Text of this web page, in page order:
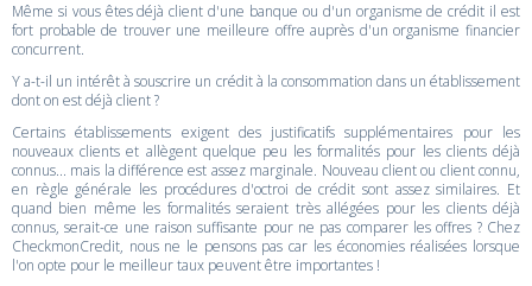
Même si vous êtes déjà client d'une banque ou d'un organisme de crédit il est
fort probable de trouver une meilleure offre auprès d'un organisme financier
concurrent.
Y a-t-il un intérêt à souscrire un crédit à la consommation dans un établissement
dont on est déjà client ?
Certains établissements exigent des justificatifs supplémentaires pour les
nouveaux clients et allègent quelque peu les formalités pour les clients déjà
connus... mais la différence est assez marginale. Nouveau client ou client connu,
en règle générale les procédures d'octroi de crédit sont assez similaires. Et
quand bien même les formalités seraient très allégées pour les clients déjà
connus, serait-ce une raison suffisante pour ne pas comparer les offres ? Chez
CheckmonCredit, nous ne le pensons pas car les économies réalisées lorsque
l'on opte pour le meilleur taux peuvent être importantes !